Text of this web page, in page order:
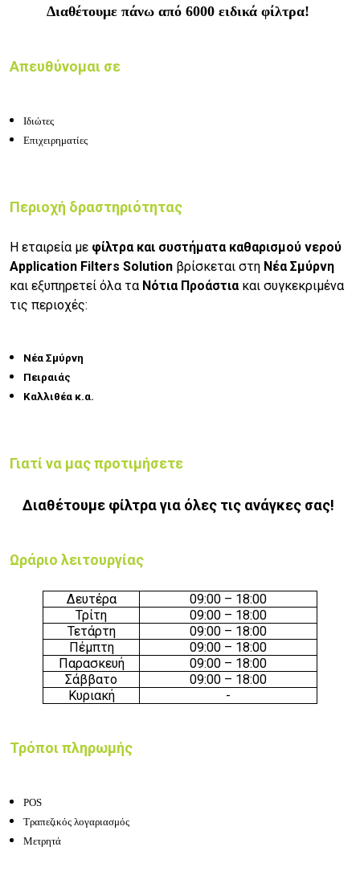
Διαθέτουμε πάνω από 6000 ειδικά φίλτρα!
Απευθύνομαι σε
Ιδιώτες
Επιχειρηματίες
Περιοχή δραστηριότητας
Η εταιρεία με φίλτρα και συστήματα καθαρισμού νερού
Application Filters Solution βρίσκεται στη Νέα Σμύρνη
και εξυπηρετεί όλα τα Νότια Προάστιακαι συγκεκριμένα
τις περιοχές:
Νέα Σμύρνη
Πειραιάς
Καλλιθέα κ.α.
Γιατί να μας προτιμήσετε
Διαθέτουμε φίλτρα για όλες τις ανάγκες σας!
Ωράριο λειτουργίας
Δευτέρα
09:00 – 18:00
Τρίτη
09:00 – 18:00
Τετάρτη
09:00 – 18:00
Πέμπτη
09:00 – 18:00
Παρασκευή
09:00 – 18:00
Σάββατο
09:00 – 18:00
Κυριακή
-
Τρόποι πληρωμής
POS
Τραπεζικός λογαριασμός
Μετρητά